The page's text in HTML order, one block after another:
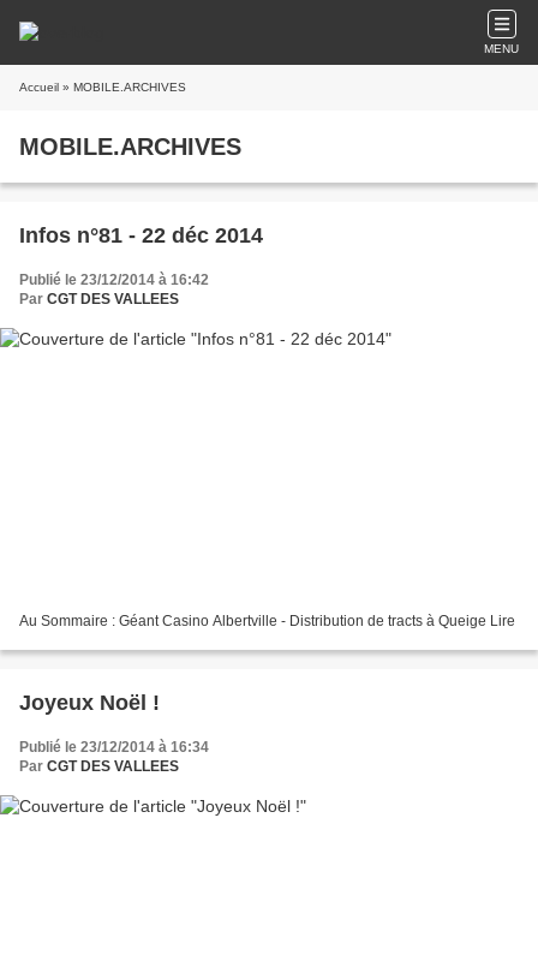
MENU
Accueil » MOBILE.ARCHIVES
MOBILE.ARCHIVES
Infos n°81 - 22 déc 2014
Publié le 23/12/2014 à 16:42
Par CGT DES VALLEES
Au Sommaire : Géant Casino Albertville - Distribution de tracts à Queige Lire
Joyeux Noël !
Publié le 23/12/2014 à 16:34
Par CGT DES VALLEES